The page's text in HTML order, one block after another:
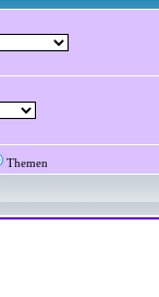
Themen